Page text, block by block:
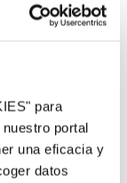
para
portal
una eficacia y
datos
por
la